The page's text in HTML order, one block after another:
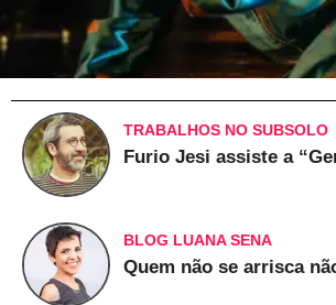
TRABALHOS NO SUBSOLO
Furio Jesi assiste a
BLOG LUANA SENA
Quem não se arrisca